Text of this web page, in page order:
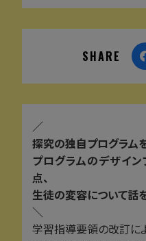
SHARE
／
探究の独自プログラム
プログラムのデザイ
点、
生徒の変容について話
＼
学習指導要領の改訂に